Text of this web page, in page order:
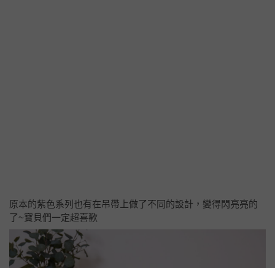
原本的紫色系列也有在吊帶上做了不同的設計，變得閃亮亮的
了~寶貝們一定超喜歡